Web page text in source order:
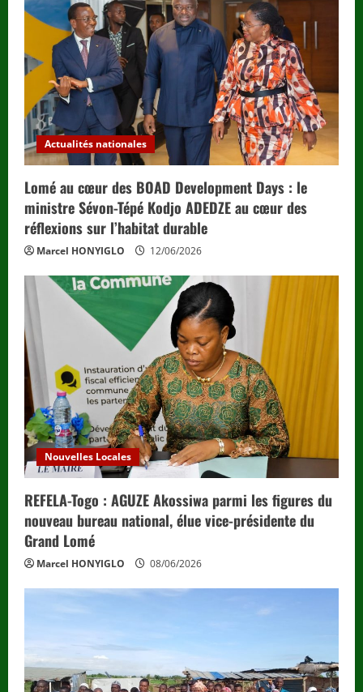
Actualités nationales
Lomé au cœur des BOAD Development Days : le
ministre Sévon-Tépé Kodjo ADEDZE au cœur des
réflexions sur l’habitat durable
Marcel HONYIGLO 12/06/2026
Nouvelles Locales
REFELA-Togo : AGUZE Akossiwa parmi les figures du
nouveau bureau national, élue vice-présidente du
Grand Lomé
Marcel HONYIGLO 08/06/2026